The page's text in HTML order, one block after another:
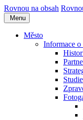
Rovnou na obsah
Menu
Město
Informace o
Studie